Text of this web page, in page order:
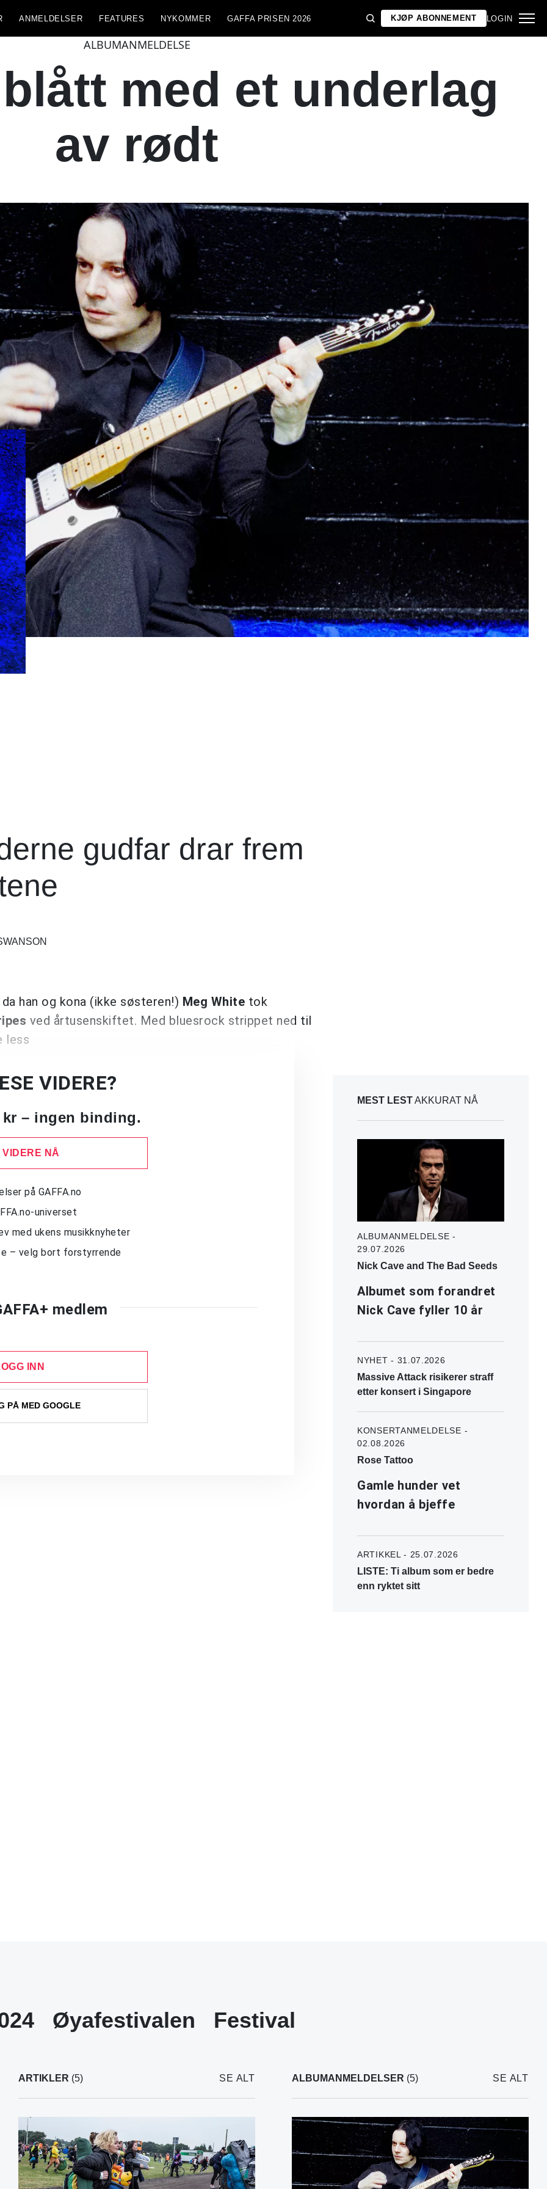
ANMELDELSER FEATURES NYKOMMER GAFFA PRISEN 2026 KJØP ABONNEMENT LOGIN
ALBUMANMELDELSE
med et underlag
av rødt
gudfar drar frem
han og kona (ikke søsteren!) Meg White tok
ved årtusenskiftet. Med bluesrock strippet ned til
less
VIDERE?
– ingen binding.
VIDERE NÅ
på GAFFA.no
universet
med ukens musikknyheter
– velg bort forstyrrende
medlem
INN
PÅ MED GOOGLE
MEST LESTAKKURAT NÅ
ALBUMANMELDELSE -
29.07.2026
Nick Cave and The Bad Seeds
Albumet som forandret
Nick Cave fyller 10 år
NYHET - 31.07.2026
Massive Attack risikerer straff
etter konsert i Singapore
KONSERTANMELDELSE -
02.08.2026
Rose Tattoo
Gamle hunder vet
hvordan å bjeffe
ARTIKKEL - 25.07.2026
LISTE: Ti album som er bedre
enn ryktet sitt
Øyafestivalen Festival
ARTIKLER (5) SE ALT ALBUMANMELDELSER (5) SE ALT